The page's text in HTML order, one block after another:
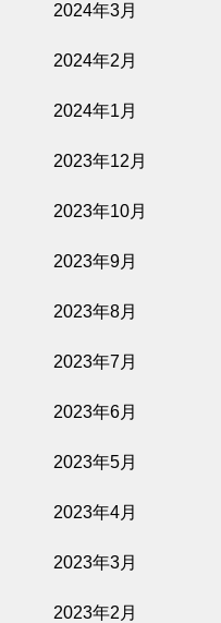
2024年3月
2024年2月
2024年1月
2023年12月
2023年10月
2023年9月
2023年8月
2023年7月
2023年6月
2023年5月
2023年4月
2023年3月
2023年2月